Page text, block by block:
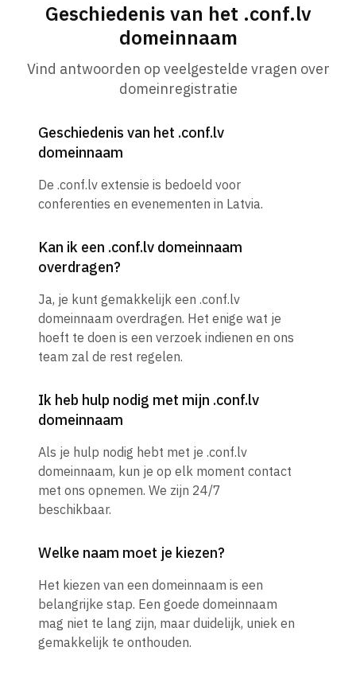
Geschiedenis van het .conf.lv
domeinnaam
Vind antwoorden op veelgestelde vragen over
domeinregistratie
Geschiedenis van het .conf.lv
domeinnaam
De .conf.lv extensie is bedoeld voor
conferenties en evenementen in Latvia.
Kan ik een .conf.lv domeinnaam
overdragen?
Ja, je kunt gemakkelijk een .conf.lv
domeinnaam overdragen. Het enige wat je
hoeft te doen is een verzoek indienen en ons
team zal de rest regelen.
Ik heb hulp nodig met mijn .conf.lv
domeinnaam
Als je hulp nodig hebt met je .conf.lv
domeinnaam, kun je op elk moment contact
met ons opnemen. We zijn 24/7
beschikbaar.
Welke naam moet je kiezen?
Het kiezen van een domeinnaam is een
belangrijke stap. Een goede domeinnaam
mag niet te lang zijn, maar duidelijk, uniek en
gemakkelijk te onthouden.